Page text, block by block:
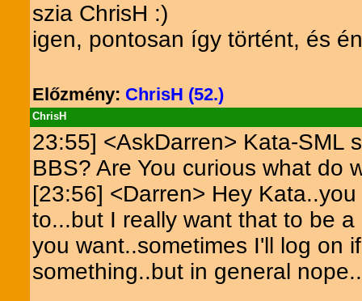
szia ChrisH :)
igen, pontosan így történt, és
Előzmény: ChrisH (52.)
ChrisH
23:55] <AskDarren> Kata-SML
BBS? Are You curious what do
[23:56] <Darren> Hey
to...but I really want that to be
you want..sometimes I'll log on
something..but in general nope..